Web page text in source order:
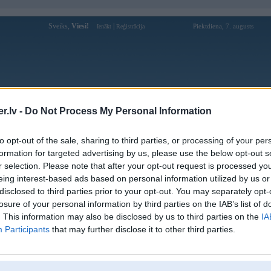
- Do Not Process My Personal Information
opt-out of the sale, sharing to third parties, or processing of your
for targeted advertising by us, please use the below opt-out
selection. Please note that after your opt-out request is processed
interest-based ads based on personal information utilized by us
to third parties prior to your opt-out. You may separately
of your personal information by third parties on the IAB’s list of
This information may also be disclosed by us to third parties on the
Participants that may further disclose it to other third parties.
Sveiks, Viesi! Ienākt Reģistrācija Piektdiena, 7. augusts
Forums Galerijas Reģistrācija Lietotāji
Lietotāja bongvipcontact profils
Pēdējo reizi manīts: 06. Dec 2025, 09:56
Lietotājvārds:
bongvipcontact
Nodarbošanās:
BONGVIP
Ziņojumi forumā:
[Pēdējie ziņojumi forumā]